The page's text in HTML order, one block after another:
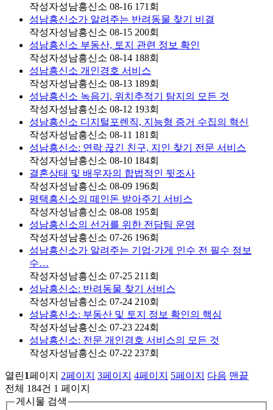
작성자성남흥신소 08-16 171 회
성남흥신소가 알려주는 반려동물 찾기 비결
작성자성남흥신소 08-15 200회
성남흥신소 부동산, 토지 관련 정보 확인
작성자성남흥신소 08-14 188회
성남흥신소 개인경호 서비스
작성자성남흥신소 08-13 189회
성남흥신소 녹음기, 위치추적기 탐지의 모든 것
작성자성남흥신소 08-12 193회
성남흥신소 디지털포렌직, 지능형 증거 수집의 혁신
작성자성남흥신소 08-11 181 회
성남흥신소: 연락 끊긴 친구, 지인 찾기 전문 서비스
작성자성남흥신소 08-10 184회
결혼상태 및 배우자의 합법적인 뒷조사
작성자성남흥신소 08-09 196회
평택흥신소의 떼인돈 받아주기 서비스
작성자성남흥신소 08-08 195회
성남흥신소의 선거를 위한 전담팀 운영
작성자성남흥신소 07-26 196회
성남흥신소가 알려주는 기업·가게 인수 전 필수 정보
수…
작성자성남흥신소 07-25 211 회
성남흥신소: 반려동물 찾기 서비스
작성자성남흥신소 07-24 210회
성남흥신소: 부동산 및 토지 정보 확인의 핵심
작성자성남흥신소 07-23 224회
성남흥신소: 전문 개인경호 서비스의 모든 것
작성자성남흥신소 07-22 237회
열린1페이지 2페이지 3페이지 4페이지 5페이지 다음 맨끝
전체 184건 1 페이지
게시물 검색